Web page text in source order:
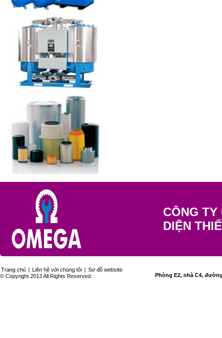
CÔNG
DIỆN
Trang chủ | Liên hệ với chúng tôi | Sơ đồ website
© Copyright 2013 All Rights Reserved.
Phòng E2, nhà C4,